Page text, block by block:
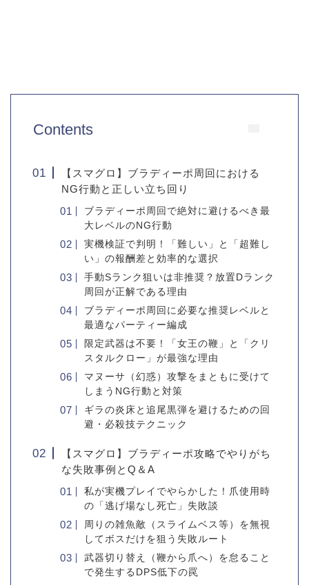
Contents
【スマグロ】ブラディーポ周回における
NG行動と正しい立ち回り
ブラディーポ周回で絶対に避けるべき最
大レベルのNG行動
実機検証で判明！「難しい」と「超難し
い」の報酬差と効率的な選択
手動Sランク狙いは非推奨？放置Dランク
周回が正解である理由
ブラディーポ周回に必要な推奨レベルと
最適なパーティー編成
限定武器は不要！「女王の鞭」と「クリ
スタルクロー」が最強な理由
マヌーサ（幻惑）攻撃をまともに受けて
しまうNG行動と対策
ギラの炎床と追尾黒弾を避けるための回
避・必殺技テクニック
【スマグロ】ブラディーポ攻略でやりがち
な失敗事例とQ＆A
私が実機プレイでやらかした！爪使用時
の「逃げ場なし死亡」失敗談
周りの雑魚敵（スライムベス等）を無視
してボスだけを狙う失敗ルート
武器切り替え（鞭から爪へ）を怠ること
で発生するDPS低下の罠